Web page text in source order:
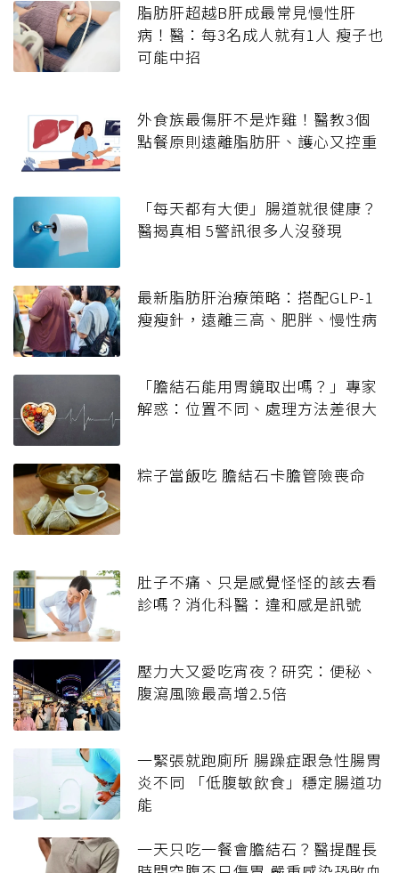
脂肪肝超越B肝成最常見慢性肝
病！醫：每3名成人就有1人 瘦子也
可能中招
外食族最傷肝不是炸雞！醫教3個
點餐原則遠離脂肪肝、護心又控重
「每天都有大便」腸道就很健康？
醫揭真相 5警訊很多人沒發現
最新脂肪肝治療策略：搭配GLP-1
瘦瘦針，遠離三高、肥胖、慢性病
「膽結石能用胃鏡取出嗎？」專家
解惑：位置不同、處理方法差很大
粽子當飯吃 膽結石卡膽管險喪命
肚子不痛、只是感覺怪怪的該去看
診嗎？消化科醫：違和感是訊號
壓力大又愛吃宵夜？研究：便秘、
腹瀉風險最高增2.5倍
一緊張就跑廁所 腸躁症跟急性腸胃
炎不同 「低腹敏飲食」穩定腸道功
能
一天只吃一餐會膽結石？醫提醒長